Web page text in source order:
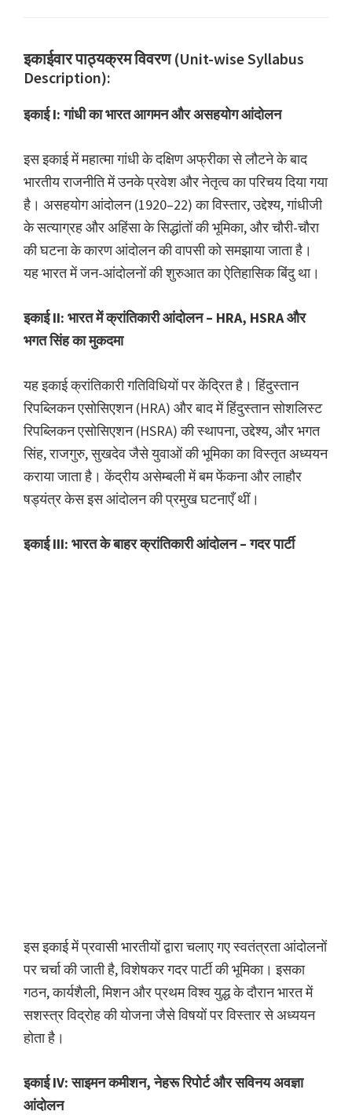
इकाईवार पाठ्यक्रम विवरण (Unit-wise Syllabus
Description):
इकाई I: गांधी का भारत आगमन और असहयोग आंदोलन
इस इकाई में महात्मा गांधी के दक्षिण अफ्रीका से लौटने के बाद
भारतीय राजनीति में उनके प्रवेश और नेतृत्व का परिचय दिया गया
है। असहयोग आंदोलन (1920–22) का विस्तार, उद्देश्य, गांधीजी
के सत्याग्रह और अहिंसा के सिद्धांतों की भूमिका, और चौरी-चौरा
की घटना के कारण आंदोलन की वापसी को समझाया जाता है।
यह भारत में जन-आंदोलनों की शुरुआत का ऐतिहासिक बिंदु था।
इकाई II: भारत में क्रांतिकारी आंदोलन – HRA, HSRA और
भगत सिंह का मुकदमा
यह इकाई क्रांतिकारी गतिविधियों पर केंद्रित है। हिंदुस्तान
रिपब्लिकन एसोसिएशन (HRA) और बाद में हिंदुस्तान सोशलिस्ट
रिपब्लिकन एसोसिएशन (HSRA) की स्थापना, उद्देश्य, और भगत
सिंह, राजगुरु, सुखदेव जैसे युवाओं की भूमिका का विस्तृत अध्ययन
कराया जाता है। केंद्रीय असेम्बली में बम फेंकना और लाहौर
षड्यंत्र केस इस आंदोलन की प्रमुख घटनाएँ थीं।
इकाई III: भारत के बाहर क्रांतिकारी आंदोलन – गदर पार्टी
इस इकाई में प्रवासी भारतीयों द्वारा चलाए गए स्वतंत्रता आंदोलनों
पर चर्चा की जाती है, विशेषकर गदर पार्टी की भूमिका। इसका
गठन, कार्यशैली, मिशन और प्रथम विश्व युद्ध के दौरान भारत में
सशस्त्र विद्रोह की योजना जैसे विषयों पर विस्तार से अध्ययन
होता है।
इकाई IV: साइमन कमीशन, नेहरू रिपोर्ट और सविनय अवज्ञा
आंदोलन